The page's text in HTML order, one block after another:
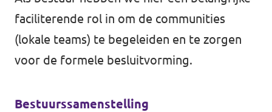
faciliterende rol in om de communities
(lokale teams) te begeleiden en te zorgen
voor de formele besluitvorming.
Bestuurssamenstelling